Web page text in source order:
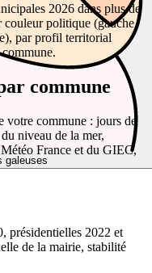
galeuses
2026 dans plus de
couleur politique (gauche,
par profil territorial
commune
votre commune : jours de
niveau de la mer,
Météo France et du GIEC,
présidentielles 2022 et
de la mairie, stabilité